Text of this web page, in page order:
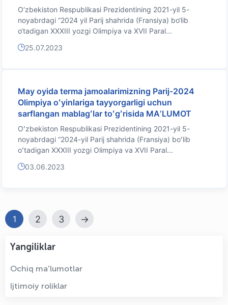
O‘zbekiston Respublikasi Prezidentining 2021-yil 5-
noyabrdagi “2024 yil Parij shahrida (Fransiya) bo‘lib
o‘tadigan XXXIII yozgi Olimpiya va XVII Paral...
25.07.2023
May oyida terma jamoalarimizning Parij-2024
Olimpiya oʻyinlariga tayyorgarligi uchun
sarflangan mablagʻlar toʻgʻrisida MAʼLUMOT
Oʻzbekiston Respublikasi Prezidentining 2021-yil 5-
noyabrdagi “2024-yil Parij shahrida (Fransiya) boʻlib
oʻtadigan XXXIII yozgi Olimpiya va XVII Paral...
03.06.2023
1 2 3 →
Yangiliklar
Ochiq ma'lumotlar
Ijtimoiy roliklar